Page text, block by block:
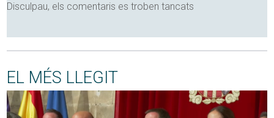
Disculpau, els comentaris es troben tancats
EL MÉS LLEGIT